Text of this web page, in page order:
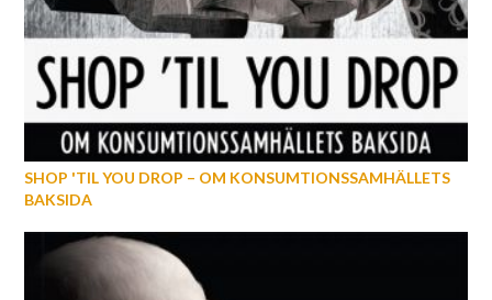
SHOP 'TIL YOU DROP – OM KONSUMTIONSSAMHÄLLETS
BAKSIDA